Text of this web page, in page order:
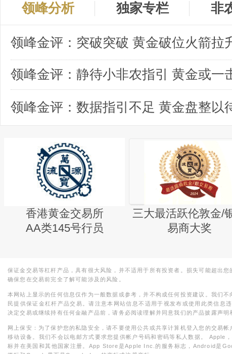
领峰分析 独家专栏 非
领峰金评：突破突破 黄金破位火箭拉
领峰金评：数据指引不足 黄金盘整以
香港黄金交易所
AA类145号行员
三大最活跃伦敦金/
易商大奖
保证金交易等杠杆产品，具有很大风险，并不适用于所有投资者。损失可能超出
确保您在交易前完全了解可能涉及的风险。
本网站上显示的任何信息仅作为一般数据或参考，并不构成任何投资建议。我们
民提供保证金杠杆产品交易。请注意本网站信息不适用于视发布或使用此类信息
决定交易或继续持有任何金融产品前，请务必阅读理解并同意我们的产品披露声明
网上保安：为了保护您的私隐安全，请不要使用公共或共享计算机登入您的交易
移动设备。我们不会以电邮方式要求您提供帐户号码和密码等私人数据。
标并在美国和其他国家注册。App Store是Apple Inc.的服务标志，Android是